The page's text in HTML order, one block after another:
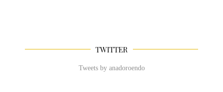
TWITTER
Tweets by anadoroendo